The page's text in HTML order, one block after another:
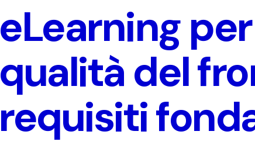
eLearning
qualità del
requisiti